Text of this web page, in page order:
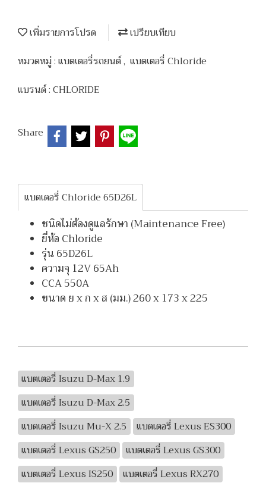
เพิ่มรายการโปรด
เปรียบเทียบ
หมวดหมู่ :แบตเตอรี่รถยนต์, แบตเตอรี่ Chloride
แบรนด์ :CHLORIDE
Share
แบตเตอรี่ Chloride 65D26L
ชนิดไม่ต้องดูแลรักษา (Maintenance Free)
ยี่ห้อ Chloride
รุ่น 65D26L
ความจุ 12V 65Ah
CCA 550A
ขนาด ย x ก x ส (มม.) 260 x 173 x 225
แบตเตอรี่ Isuzu D-Max 1.9
แบตเตอรี่ Isuzu D-Max 2.5
แบตเตอรี่ Isuzu Mu-X 2.5
แบตเตอรี่ Lexus ES300
แบตเตอรี่ Lexus GS250
แบตเตอรี่ Lexus GS300
แบตเตอรี่ Lexus IS250
แบตเตอรี่ Lexus RX270